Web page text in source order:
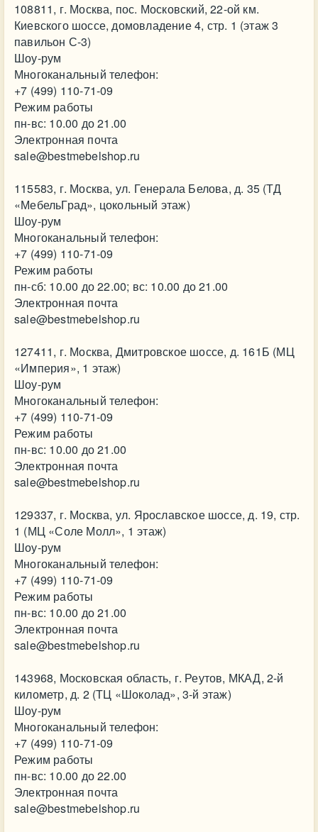
108811, г. Москва, пос. Московский, 22-ой км.
Киевского шоссе, домовладение 4, стр. 1 (этаж 3
павильон С-3)
Шоу-рум
Многоканальный телефон:
+7 (499) 110-71-09
Режим работы
пн-вс: 10.00 до 21.00
Электронная почта
sale@bestmebelshop.ru
115583, г. Москва, ул. Генерала Белова, д. 35 (ТД
«МебельГрад», цокольный этаж)
Шоу-рум
Многоканальный телефон:
+7 (499) 110-71-09
Режим работы
пн-сб: 10.00 до 22.00; вс: 10.00 до 21.00
Электронная почта
sale@bestmebelshop.ru
127411, г. Москва, Дмитровское шоссе, д. 161Б (МЦ
«Империя», 1 этаж)
Шоу-рум
Многоканальный телефон:
+7 (499) 110-71-09
Режим работы
пн-вс: 10.00 до 21.00
Электронная почта
sale@bestmebelshop.ru
129337, г. Москва, ул. Ярославское шоссе, д. 19, стр.
1 (МЦ «Соле Молл», 1 этаж)
Шоу-рум
Многоканальный телефон:
+7 (499) 110-71-09
Режим работы
пн-вс: 10.00 до 21.00
Электронная почта
sale@bestmebelshop.ru
143968, Московская область, г. Реутов, МКАД, 2-й
километр, д. 2 (ТЦ «Шоколад», 3-й этаж)
Шоу-рум
Многоканальный телефон:
+7 (499) 110-71-09
Режим работы
пн-вс: 10.00 до 22.00
Электронная почта
sale@bestmebelshop.ru